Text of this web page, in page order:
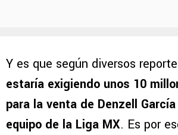
Y es que según diversos
estaría exigiendo unos 10
para la venta de Denzell García
equipo de la Liga MX. Es por